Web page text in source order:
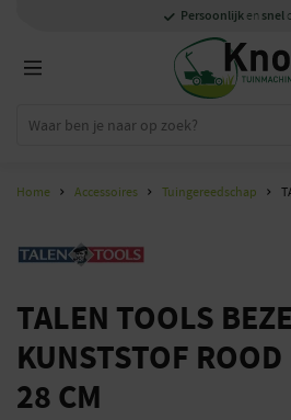
Specialistenmet kennis
1000m2showroom in
Persoonlijk en snel
Home Accessoires Tuingereedschap
TALEN TOOLS
KUNSTSTOF
28 CM